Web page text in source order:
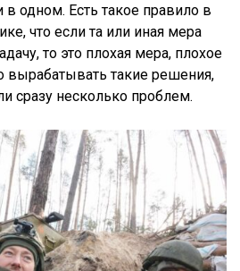
в одном. Есть такое правило в
что если та или иная мера
то это плохая мера, плохое
такие решения,
сразу несколько проблем.